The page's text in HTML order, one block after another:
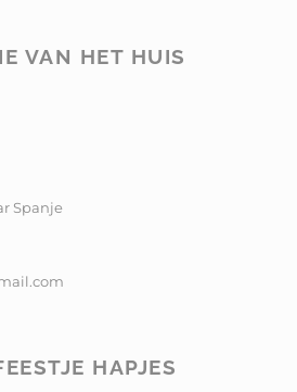
VAN HET HUIS
Spanje
HAPJES